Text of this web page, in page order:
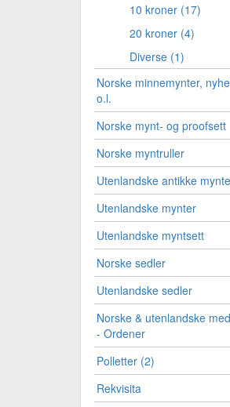
10 kroner (17)
20 kroner (4)
Diverse (1)
Norske minnemynter,
o.l.
Norske mynt- og proofsett
Norske myntruller
Utenlandske antikke
Utenlandske mynter
Utenlandske myntsett
Norske sedler
Utenlandske sedler
Norske & utenlandske
- Ordener
Polletter (2)
Rekvisita